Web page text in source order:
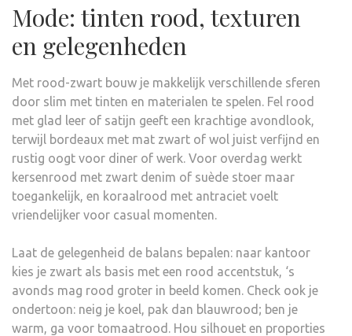
Mode: tinten rood, texturen
en gelegenheden
Met rood-zwart bouw je makkelijk verschillende sferen
door slim met tinten en materialen te spelen. Fel rood
met glad leer of satijn geeft een krachtige avondlook,
terwijl bordeaux met mat zwart of wol juist verfijnd en
rustig oogt voor diner of werk. Voor overdag werkt
kersenrood met zwart denim of suède stoer maar
toegankelijk, en koraalrood met antraciet voelt
vriendelijker voor casual momenten.
Laat de gelegenheid de balans bepalen: naar kantoor
kies je zwart als basis met een rood accentstuk, ‘s
avonds mag rood groter in beeld komen. Check ook je
ondertoon: neig je koel, pak dan blauwrood; ben je
warm, ga voor tomaatrood. Hou silhouet en proporties